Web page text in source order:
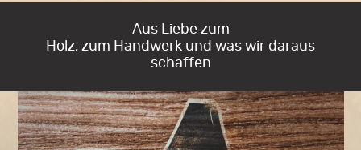
Aus Liebe zum
Holz, zum Handwerk und was wir daraus
schaffen